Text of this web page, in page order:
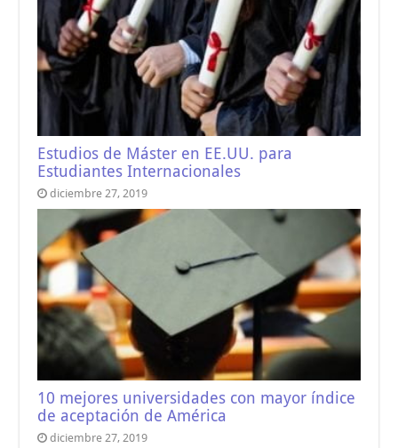
Estudios de Máster en EE.UU. para
Estudiantes Internacionales
diciembre 27, 2019
10 mejores universidades con mayor índice
de aceptación de América
diciembre 27, 2019